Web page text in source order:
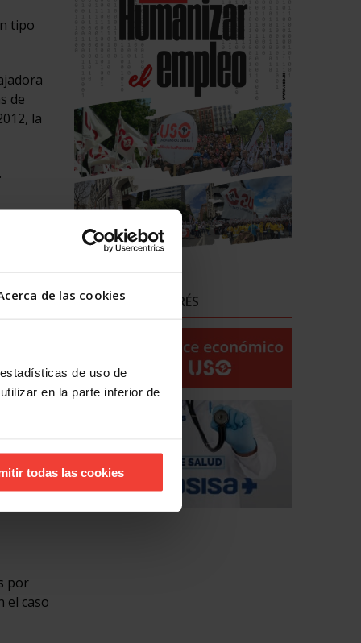
de las cookies
de uso de
en la parte inferior de
todas las cookies
tipo
de
la
por
el caso
ENLACES DE INTERÉS